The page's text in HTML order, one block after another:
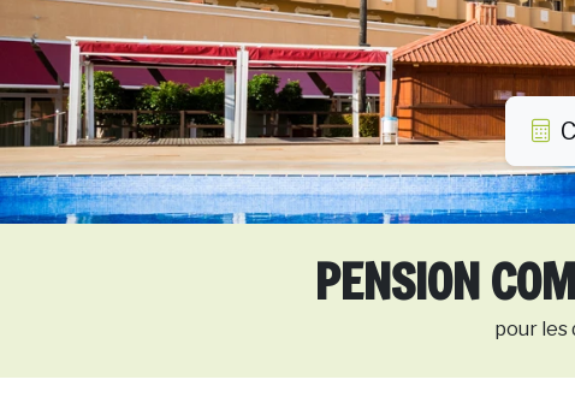
PENSION
pour les